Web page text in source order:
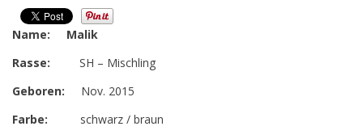
Name: Malik
Rasse: SH – Mischling
Geboren: Nov. 2015
Farbe: schwarz / braun